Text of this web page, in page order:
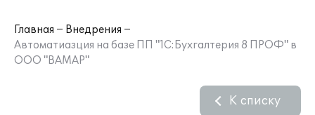
Главная
Внедрения
Автоматиазция на базе ПП "1С:Бухгалтерия 8 ПРОФ" в
ООО "ВАМАР"
К списку